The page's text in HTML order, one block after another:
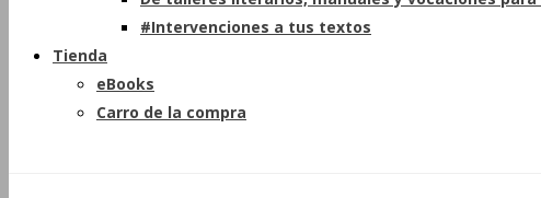
#Intervenciones a tus textos
Tienda
eBooks
Carro de la compra